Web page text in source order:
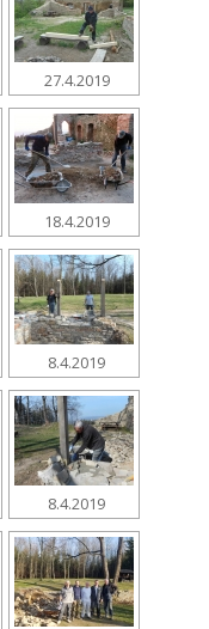
27.4.2019
18.4.2019
8.4.2019
8.4.2019